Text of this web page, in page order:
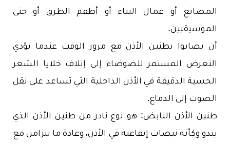
المصانع أو عمال البناء أو أطقم الطرق أو حتى
الموسيقيين.
أن يصابوا بطنين الأذن مع مرور الوقت عندما يؤدي
التعرض المستمر للضوضاء إلى إتلاف خلايا الشعر
الحسية الدقيقة في الأذن الداخلية التي تساعد على نقل
الصوت إلى الدماغ.
طنين الأذن النابض: هو نوع نادر من طنين الأذن الذي
يبدو وكأنه نبضات إيقاعية في الأذن، وعادة ما تتزامن مع